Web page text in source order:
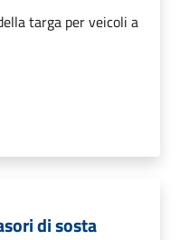
targa per veicoli a
di sosta